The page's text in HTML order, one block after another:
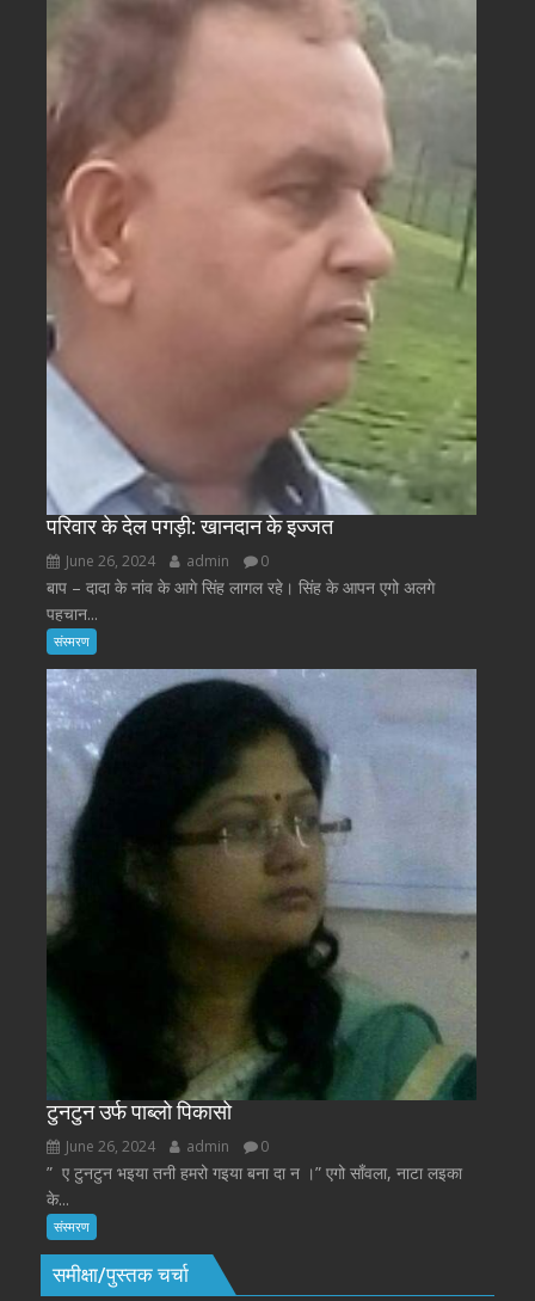
परिवार के देल पगड़ी: खानदान के इज्जत
June 26, 2024 admin 0
बाप – दादा के नांव के आगे सिंह लागल रहे। सिंह के आपन एगो अलगे
पहचान...
संस्मरण
टुनटुन उर्फ पाब्लो पिकासो
June 26, 2024 admin 0
” ए टुनटुन भइया तनी हमरो गइया बना दा न ।” एगो साँवला, नाटा लइका
के...
संस्मरण
समीक्षा/पुस्तक चर्चा